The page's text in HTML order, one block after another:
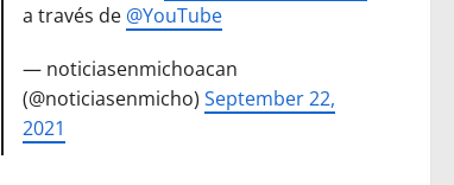
a través de @YouTube
— noticiasenmichoacan
(@noticiasenmicho)September 22,
2021